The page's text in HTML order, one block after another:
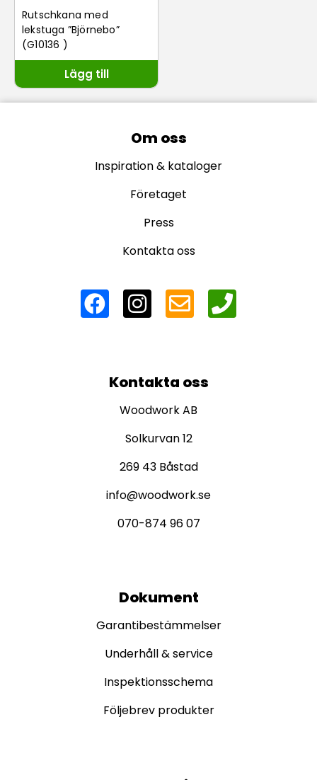
Rutschkana med
lekstuga ”Björnebo”
(G10136 )
Lägg till
Om oss
Inspiration & kataloger
Företaget
Press
Kontakta oss
Kontakta oss
Woodwork AB
Solkurvan 12
269 43 Båstad
info@woodwork.se
070-874 96 07
Dokument
Garantibestämmelser
Underhåll & service
Inspektionsschema
Följebrev produkter